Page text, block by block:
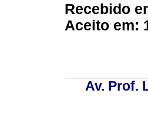
Recebido
Aceito em:
Av. Prof.